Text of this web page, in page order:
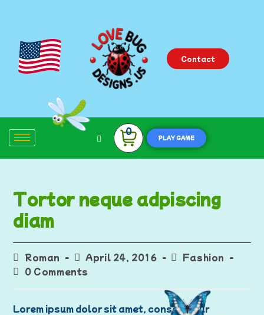
Contact
0
PLAY GAME
Tortor neque adpiscing
diam
Roman April 24, 2016
Fashion
0 Comments
Lorem ipsum dolor sit amet, consectetur